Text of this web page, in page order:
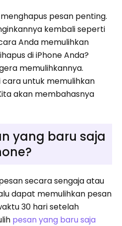
pesan penting.
kembali seperti
Anda memulihkan
di iPhone Anda?
memulihkannya.
untuk memulihkan
akan membahasnya
yang baru saja
secara sengaja atau
dapat memulihkan pesan
30 hari setelah
pesan yang baru saja